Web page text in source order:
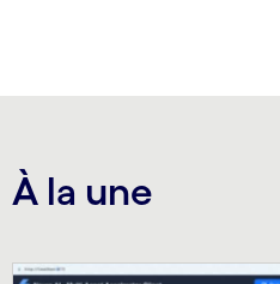
À la une